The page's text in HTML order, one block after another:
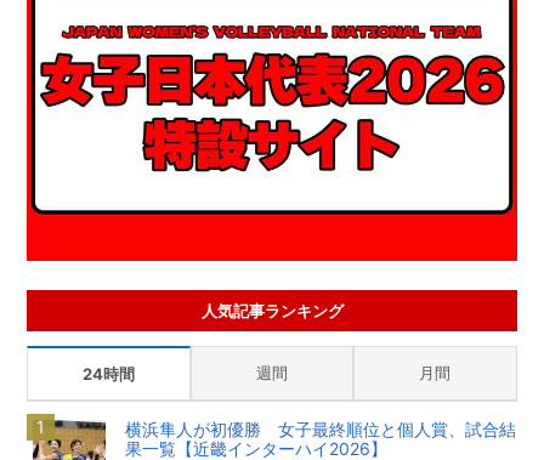
人気記事ランキング
24時間 週間 月間
横浜隼人が初優勝 女子最終順位と個人賞、試合結
果一覧【近畿インターハイ2026】